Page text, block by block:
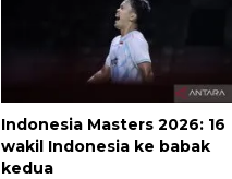
Indonesia Masters 2026: 16
wakil Indonesia ke babak
kedua